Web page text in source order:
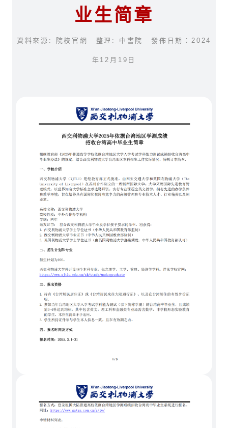
业生简章
資料來源: 院校官網 整理: 中書院 發佈日期：2024
年12月19日